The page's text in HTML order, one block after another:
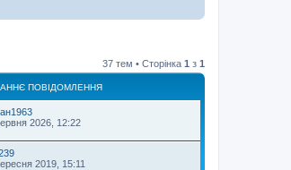
37 тем • Сторінка 1 з 1
ПОВІДОМЛЕННЯ
2026, 12:22
2019, 15:11